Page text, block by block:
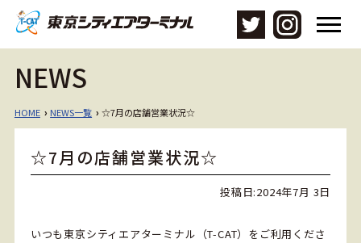
メ
NEWS
HOME › NEWS一覧 ›☆7月の店舗営業状況☆
☆7月の店舗営業状況☆
投稿日:2024年7月 3日
いつも東京シティエアターミナル（T-CAT）をご利用くださ